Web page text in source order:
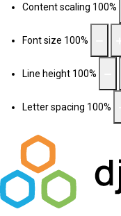
Content scaling 100%
Font size 100%
Line height 100%
Letter spacing 100%